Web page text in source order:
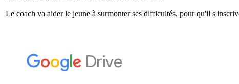
Le coach va aider le jeune à surmonter ses difficultés, pour qu'il